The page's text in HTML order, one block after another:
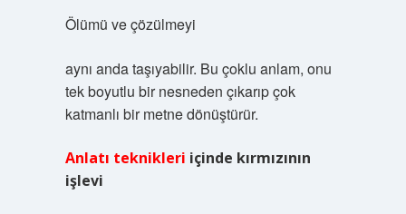
Ölümü ve çözülmeyi
aynı anda taşıyabilir. Bu çoklu anlam, onu
tek boyutlu bir nesneden çıkarıp çok
katmanlı bir metne dönüştürür.
Anlatı teknikleri içinde kırmızının
işlevi